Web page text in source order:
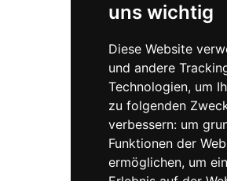
uns wichtig
Diese Website
und andere
Technologien, um
zu folgenden
verbessern: um
Funktionen der
ermöglichen, um